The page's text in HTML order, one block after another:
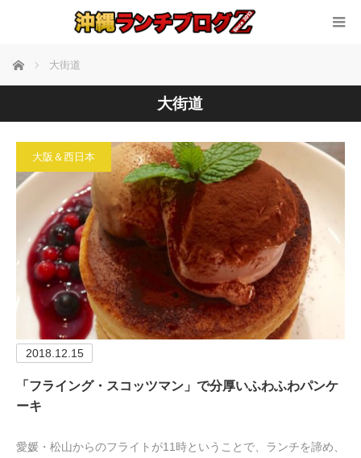
ホーム 大街道
大街道
大阪＆西日本
2018.12.15
「フライング・スコッツマン」で分厚いふわふわパンケ
ーキ
愛媛・松山からのフライトが11時ということで、ランチを諦め、